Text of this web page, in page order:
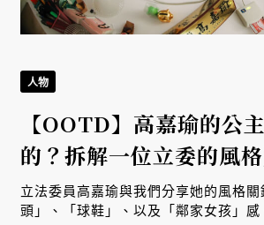
人物
【OOTD】高嘉瑜的公
的？拆解一位立委的風
立法委員高嘉瑜與我們分享她的風格關
頭」、「球鞋」、以及「鄰家女孩」感